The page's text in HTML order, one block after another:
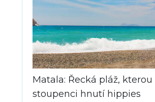
Matala: Řecká pláž,
stoupenci hnutí hippies